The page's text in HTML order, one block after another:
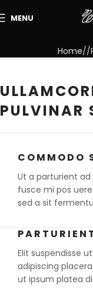
MENU
Home
PULVINAR
COMMODO
Ut a parturient
fusce mi pos
sed a sit
Elit suspendisse
adipiscing
ut ipsum platea